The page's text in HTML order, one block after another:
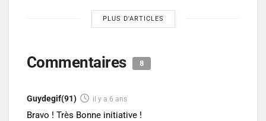
PLUS D'ARTICLES
Commentaires 8
Guydegif(91) il y a 6 ans
Bravo ! Très Bonne initiative !